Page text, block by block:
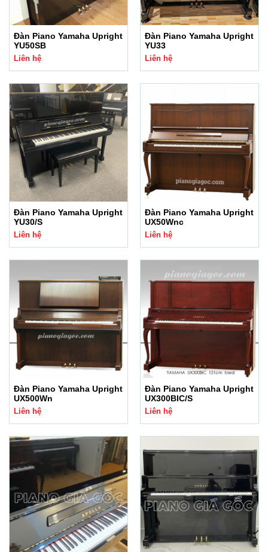
Đàn Piano Yamaha Upright
YU50SB
Liên hệ
Đàn Piano Yamaha Upright
YU33
Liên hệ
Đàn Piano Yamaha Upright
YU30/S
Liên hệ
Đàn Piano Yamaha Upright
UX50Wnc
Liên hệ
Đàn Piano Yamaha Upright
UX500Wn
Liên hệ
Đàn Piano Yamaha Upright
UX300BIC/S
Liên hệ